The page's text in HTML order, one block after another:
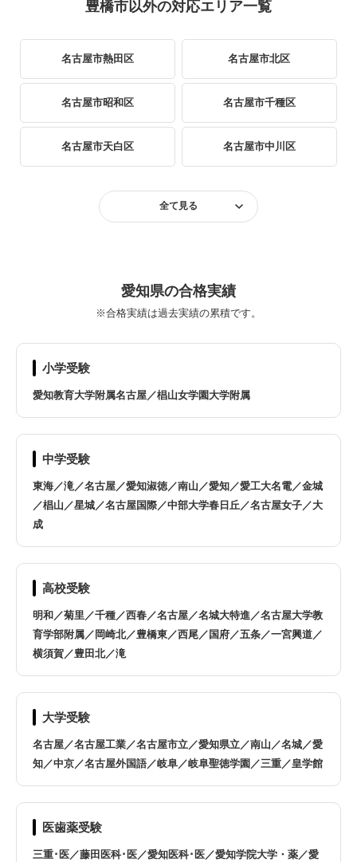
豊橋市以外の対応エリア一覧
名古屋市熱田区 名古屋市北区
名古屋市昭和区 名古屋市千種区
名古屋市天白区 名古屋市中川区
名古屋市中区 名古屋市中村区
名古屋市港区 名古屋市南区
名古屋市名東区
あま市
一宮市 稲沢市
大口町
大府市 岡崎市
尾張旭市 春日井市
蟹江町
刈谷市 北名古屋市
清須市 幸田町
江南市 小牧市
全て見る
愛知県の合格実績
※合格実績は過去実績の累積です。
小学受験
愛知教育大学附属名古屋／椙山女学園大学附属
中学受験
東海／滝／名古屋／愛知淑徳／南山／愛知／愛工大名電／金城
／椙山／星城／名古屋国際／中部大学春日丘／名古屋女子／大
成
高校受験
明和／菊里／千種／西春／名古屋／名城大特進／名古屋大学教
育学部附属／岡崎北／豊橋東／西尾／国府／五条／一宮興道／
横須賀／豊田北／滝
大学受験
名古屋／名古屋工業／名古屋市立／愛知県立／南山／名城／愛
知／中京／名古屋外国語／岐阜／岐阜聖徳学園／三重／皇学館
医歯薬受験
三重･医／藤田医科･医／愛知医科･医／愛知学院大学・薬／愛